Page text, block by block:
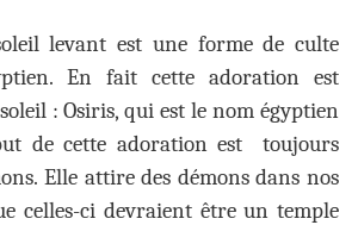
levant est une forme de culte
En fait cette adoration est
: Osiris, qui est le nom égyptien
de cette adoration est toujours
Elle attire des démons dans nos
celles-ci devraient être un temple